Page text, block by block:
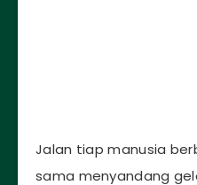
Jalan tiap manusia
sama menyandang